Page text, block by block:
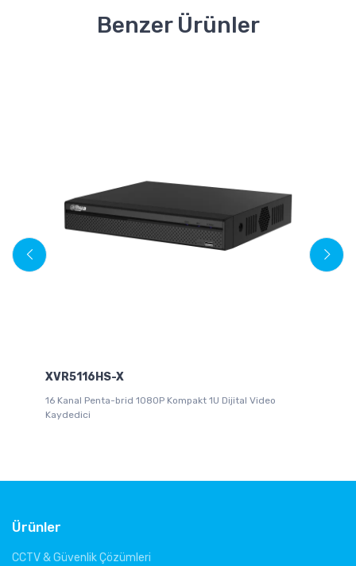
Benzer Ürünler
XVR5116HS-X
16 Kanal Penta-brid 1080P Kompakt 1U Dijital Video
Kaydedici
Ürünler
CCTV & Güvenlik Çözümleri